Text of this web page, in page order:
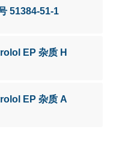
51384-51-1
EP 杂质 H
EP 杂质 A